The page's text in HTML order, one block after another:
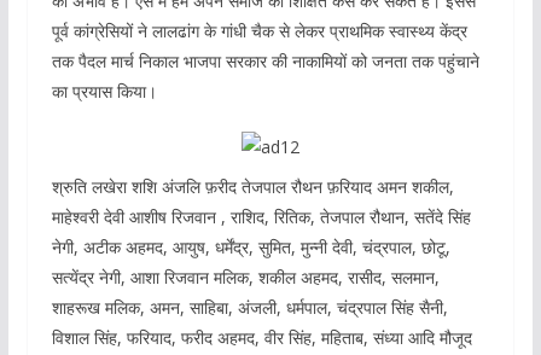
पूर्व कांग्रेसियों ने लालढांग के गांधी चैक से लेकर प्राथमिक स्वास्थ्य केंद्र
तक पैदल मार्च निकाल भाजपा सरकार की नाकामियों को जनता तक पहुंचाने
का प्रयास किया।
श्रुति लखेरा शशि अंजलि फ़रीद तेजपाल रौथन फ़रियाद अमन शकील,
माहेश्वरी देवी आशीष रिजवान , राशिद, रितिक, तेजपाल रौथान, सतेंदे सिंह
नेगी, अटीक अहमद, आयुष, धर्मेंद्र, सुमित, मुन्नी देवी, चंद्रपाल, छोटू,
सत्येंद्र नेगी, आशा रिजवान मलिक, शकील अहमद, रासीद, सलमान,
शाहरूख मलिक, अमन, साहिबा, अंजली, धर्मपाल, चंद्रपाल सिंह सैनी,
विशाल सिंह, फरियाद, फरीद अहमद, वीर सिंह, महिताब, संध्या आदि मौजूद